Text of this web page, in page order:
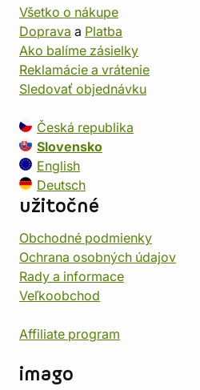
Všetko o nákupe
Doprava a Platba
Ako balíme zásielky
Reklamácie a vrátenie
Sledovať objednávku
Česká republika
Slovensko
English
Deutsch
užitočné
Obchodné podmienky
Ochrana osobných údajov
Rady a informace
Veľkoobchod
Affiliate program
imago